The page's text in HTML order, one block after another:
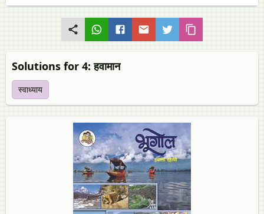
Solutions for 4: हवामान
स्वाध्याय